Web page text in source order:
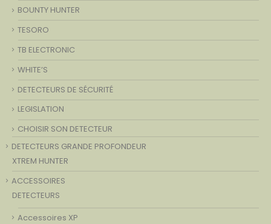
BOUNTY HUNTER
TESORO
TB ELECTRONIC
WHITE’S
DETECTEURS DE SÉCURITÉ
LEGISLATION
CHOISIR SON DETECTEUR
DETECTEURS GRANDE PROFONDEUR
XTREM HUNTER
ACCESSOIRES
DETECTEURS
Accessoires XP